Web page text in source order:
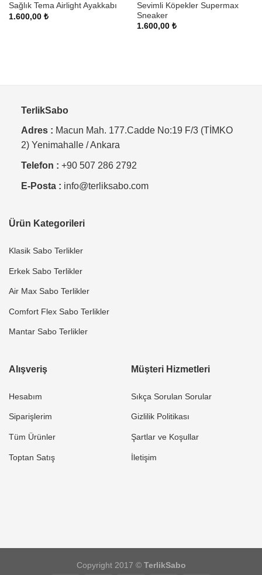
Sağlık Tema Airlight Ayakkabı
1.600,00 ₺
Sevimli Köpekler Supermax
Sneaker
1.600,00 ₺
TerlikSabo
Adres : Macun Mah. 177.Cadde No:19 F/3 (TİMKO
2) Yenimahalle / Ankara
Telefon : +90 507 286 2792
E-Posta : info@terliksabo.com
Ürün Kategorileri
Klasik Sabo Terlikler
Erkek Sabo Terlikler
Air Max Sabo Terlikler
Comfort Flex Sabo Terlikler
Mantar Sabo Terlikler
Alışveriş
Hesabım
Siparişlerim
Tüm Ürünler
Toptan Satış
Müşteri Hizmetleri
Sıkça Sorulan Sorular
Gizlilik Politikası
Şartlar ve Koşullar
İletişim
Copyright 2017 © TerlikSabo